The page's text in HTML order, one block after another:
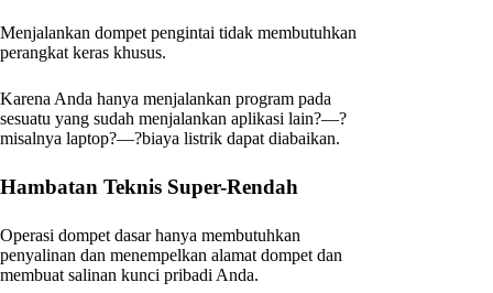
Menjalankan dompet pengintai tidak membutuhkan
perangkat keras khusus.
Karena Anda hanya menjalankan program pada
sesuatu yang sudah menjalankan aplikasi lain?—?
misalnya laptop?—?biaya listrik dapat diabaikan.
Hambatan Teknis Super-Rendah
Operasi dompet dasar hanya membutuhkan
penyalinan dan menempelkan alamat dompet dan
membuat salinan kunci pribadi Anda.